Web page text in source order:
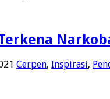
Cerpen, Inspirasi,